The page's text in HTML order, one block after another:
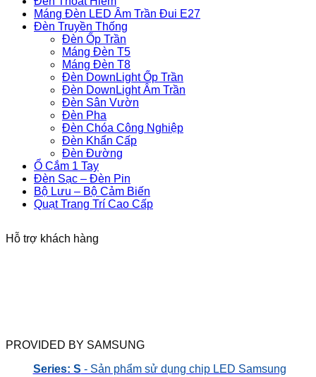
Máng Đèn LED Âm Trần Đui E27
Đèn Truyền Thống
Đèn Ốp Trần
Máng Đèn T5
Máng Đèn T8
Đèn DownLight Ốp Trần
Đèn DownLight Âm Trần
Đèn Sân Vườn
Đèn Pha
Đèn Chóa Công Nghiệp
Đèn Khẩn Cấp
Đèn Đường
Ổ Cắm 1 Tay
Đèn Sạc – Đèn Pin
Bộ Lưu – Bộ Cảm Biến
Quạt Trang Trí Cao Cấp
Hỗ trợ khách hàng
PROVIDED BY SAMSUNG
Series: S - Sản phẩm sử dụng chip LED Samsung